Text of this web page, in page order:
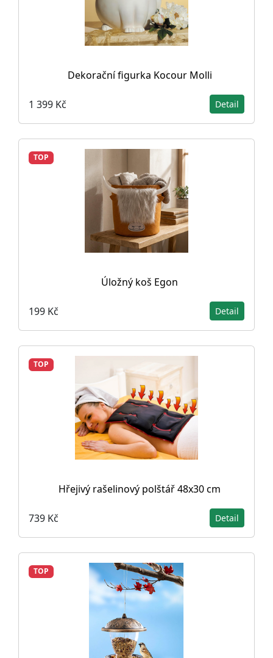
Dekorační figurka Kocour Molli
1 399 Kč Detail
TOP
Úložný koš Egon
199 Kč Detail
TOP
Hřejivý rašelinový polštář 48x30 cm
739 Kč Detail
TOP